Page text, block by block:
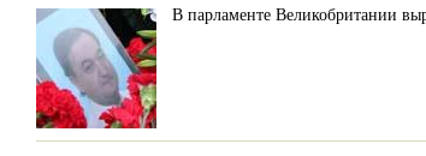
В парламенте Великобритании